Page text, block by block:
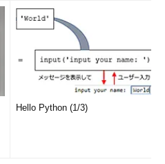
Hello Python (1/3)